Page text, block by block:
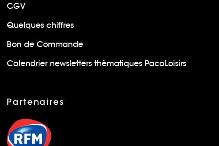
CGV
Quelques chiffres
Bon de Commande
Calendrier newsletters thèmatiques PacaLoisirs
Partenaires